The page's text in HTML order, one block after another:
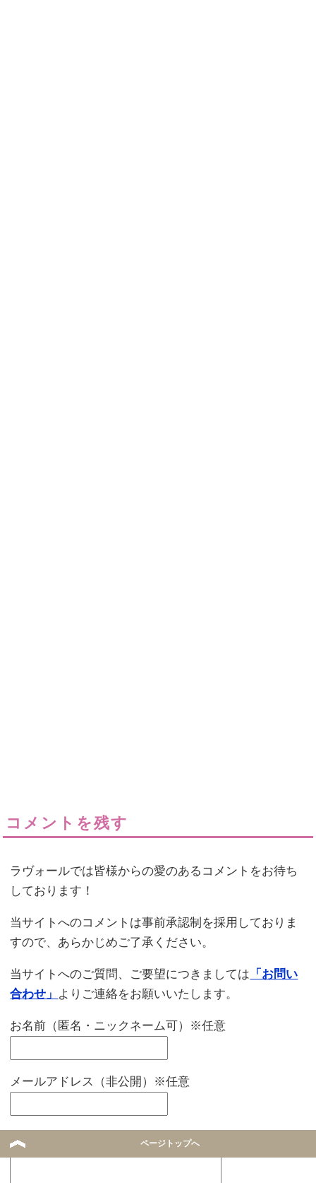
コメントを残す
ラヴォールでは皆様からの愛のあるコメントをお待ち
しております！
当サイトへのコメントは事前承認制を採用しておりま
すので、あらかじめご了承ください。
当サイトへのご質問、ご要望につきましては 「お問い
合わせ」 よりご連絡をお願いいたします。
お名前（匿名・ニックネーム可）※任意
メールアドレス（非公開）※任意
コメント本文 ページトップへ